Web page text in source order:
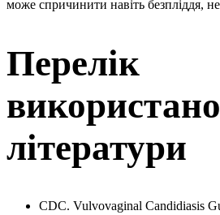
може спричинити навіть безпліддя,
Перелік
літератури
CDC. Vulvovaginal Candidiasis